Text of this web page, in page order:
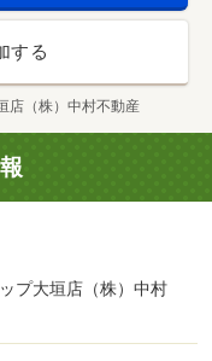
する
店（株）中村不動産
プ大垣店（株）中村